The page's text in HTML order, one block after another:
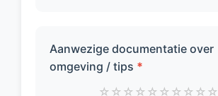
Aanwezige documentatie over
omgeving / tips *
☆ ☆ ☆ ☆ ☆ ☆ ☆ ☆ ☆ ☆